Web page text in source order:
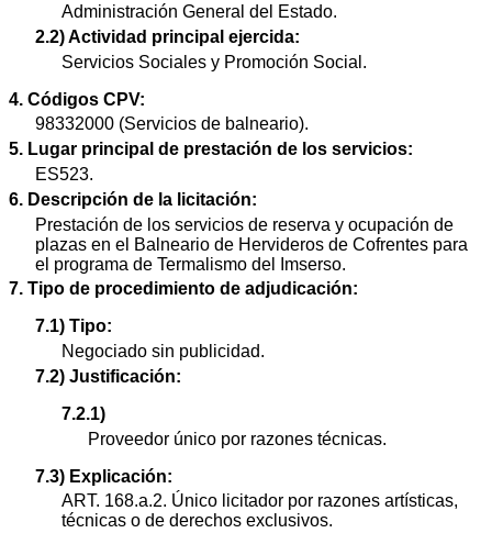
Administración General del Estado.
2.2) Actividad principal ejercida:
Servicios Sociales y Promoción Social.
4. Códigos CPV:
98332000 (Servicios de balneario).
5. Lugar principal de prestación de los servicios:
ES523.
6. Descripción de la licitación:
Prestación de los servicios de reserva y ocupación de
plazas en el Balneario de Hervideros de Cofrentes para
el programa de Termalismo del Imserso.
7. Tipo de procedimiento de adjudicación:
7.1) Tipo:
Negociado sin publicidad.
7.2) Justificación:
7.2.1)
Proveedor único por razones técnicas.
7.3) Explicación:
ART. 168.a.2. Único licitador por razones artísticas,
técnicas o de derechos exclusivos.